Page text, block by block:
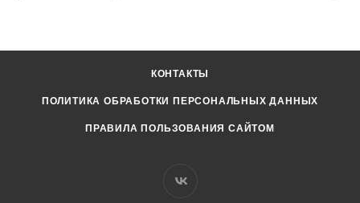
КОНТАКТЫ
ПОЛИТИКА ОБРАБОТКИ ПЕРСОНАЛЬНЫХ ДАННЫХ
ПРАВИЛА ПОЛЬЗОВАНИЯ САЙТОМ